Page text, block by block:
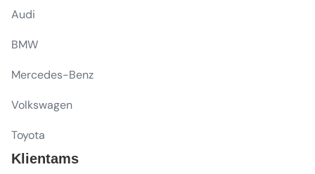
Audi
BMW
Mercedes-Benz
Volkswagen
Toyota
Klientams